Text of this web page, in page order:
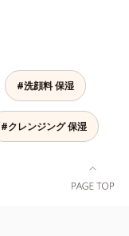
肌を、血色感のある肌に
ピンクベージュカラーで
スのすべてのファンデ
下地としてご使用いただ
#洗顔料 保湿
#クレンジング 保湿